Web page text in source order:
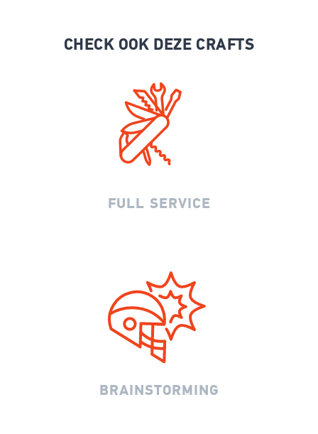
CHECK OOK DEZE CRAFTS
FULL SERVICE
BRAINSTORMING